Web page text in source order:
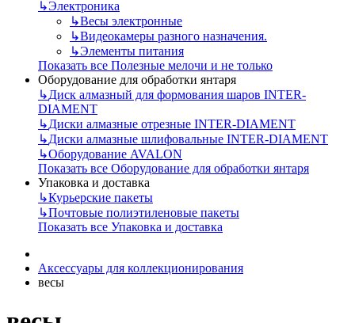
↳Электроника
↳Весы электронные
↳Видеокамеры разного назначения.
↳Элементы питания
Показать все Полезные мелочи и не только
Оборудование для обработки янтаря
↳Диск алмазный для формования шаров INTER-
DIAMENT
↳Диски алмазные отрезные INTER-DIAMENT
↳Диски алмазные шлифовальные INTER-DIAMENT
↳Оборудование AVALON
Показать все Оборудование для обработки янтаря
Упаковка и доставка
↳Курьерские пакеты
↳Почтовые полиэтиленовые пакеты
Показать все Упаковка и доставка
Аксессуары для коллекционирования
весы